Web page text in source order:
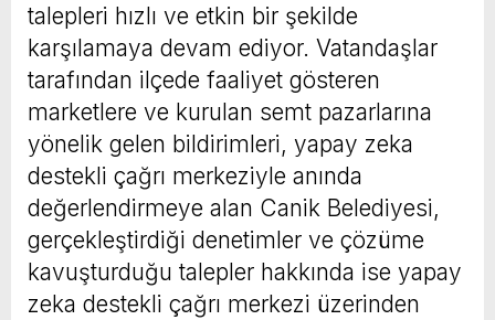
talepleri hızlı ve etkin bir şekilde
karşılamaya devam ediyor. Vatandaşlar
tarafından ilçede faaliyet gösteren
marketlere ve kurulan semt pazarlarına
yönelik gelen bildirimleri, yapay zeka
destekli çağrı merkeziyle anında
değerlendirmeye alan Canik Belediyesi,
gerçekleştirdiği denetimler ve çözüme
kavuşturduğu talepler hakkında ise yapay
zeka destekli çağrı merkezi üzerinden